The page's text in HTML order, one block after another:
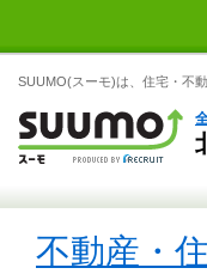
SUUMO(スーモ)は、住宅・不
不動産・